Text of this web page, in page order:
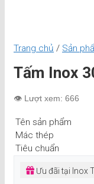
Trang chủ / Sản
Tấm Inox
👁️ Lượt xem: 666
Tên sản phẩm
Mác thép
Tiêu chuẩn
Ưu đãi tại Inox